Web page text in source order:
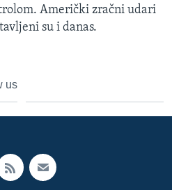
Američki zračni udari
su i danas.
us